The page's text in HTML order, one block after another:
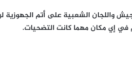
واللجان الشعبية على أتم الجهوزية
في إي مكان مهما كانت التضحيات.